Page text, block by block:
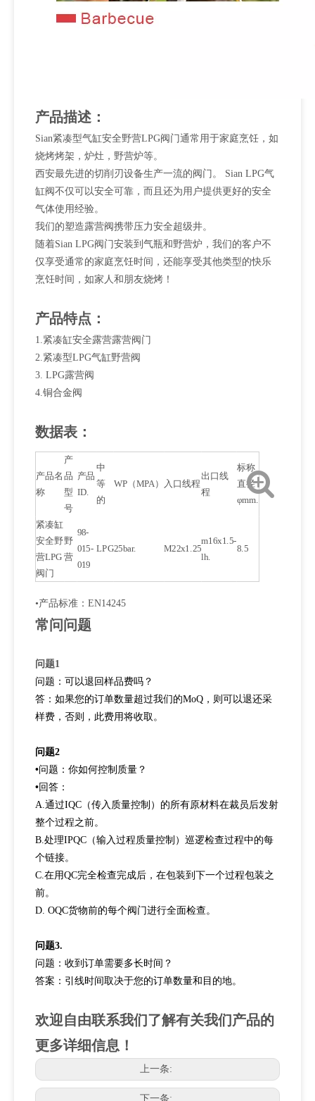
产品描述：
Sian紧凑型气缸安全野营LPG阀门通常用于家庭烹饪，如
烧烤烤架，炉灶，野营炉等。
西安最先进的切削刃设备生产一流的阀门。 Sian LPG气
缸阀不仅可以安全可靠，而且还为用户提供更好的安全
气体使用经验。
我们的塑造露营阀携带压力安全超级井。
随着Sian LPG阀门安装到气瓶和野营炉，我们的客户不
仅享受通常的家庭烹饪时间，还能享受其他类型的快乐
烹饪时间，如家人和朋友烧烤！
产品特点：
1.紧凑缸安全露营露营阀门
2.紧凑型LPG气缸野营阀
3. LPG露营阀
4.铜合金阀
数据表：
产品名
称
产
品
型
号
产品
ID.
中
等
的
WP（MPA） 入口线程
出口线
程
标称
直径
φmm.
紧凑缸
安全野
营LPG
阀门
野
营
98-
015-
019
LPG25bar. M22x1.25
m16x1.5-
lh.
8.5
•产品标准：EN14245
常问问题
问题1
问题：可以退回样品费吗？
答：如果您的订单数量超过我们的MoQ，则可以退还采
样费，否则，此费用将收取。
问题2
•问题：你如何控制质量？
•回答：
A.通过IQC（传入质量控制）的所有原材料在裁员后发射
整个过程之前。
B.处理IPQC（输入过程质量控制）巡逻检查过程中的每
个链接。
C.在用QC完全检查完成后，在包装到下一个过程包装之
前。
D. OQC货物前的每个阀门进行全面检查。
问题3.
问题：收到订单需要多长时间？
答案：引线时间取决于您的订单数量和目的地。
欢迎自由联系我们了解有关我们产品的
更多详细信息！
上一条:
下一条: